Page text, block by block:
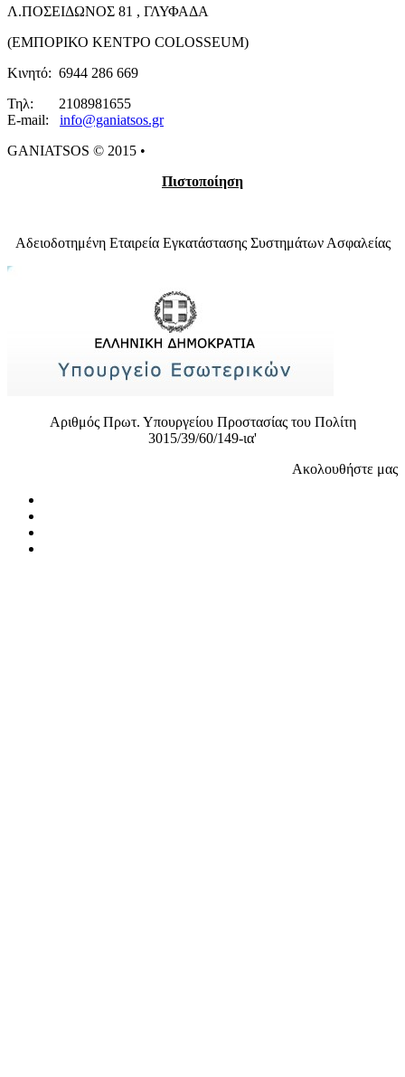
Λ.ΠΟΣΕΙΔΩΝΟΣ 81 , ΓΛΥΦΑΔΑ
(ΕΜΠΟΡΙΚΟ ΚΕΝΤΡΟ COLOSSEUM)
Κινητό: 6944 286 669
Τηλ: 2108981655
E-mail: info@ganiatsos.gr​​​
GANIATSOS © 2015 •
Πιστοποίηση
Αδειοδοτημένη Εταιρεία Εγκατάστασης Συστημάτων Ασφαλείας
Αριθμός Πρωτ. Υπουργείου Προστασίας του Πολίτη
3015/39/60/149-ια'
Ακολουθήστε μας